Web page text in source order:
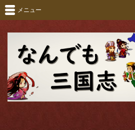
メニュー